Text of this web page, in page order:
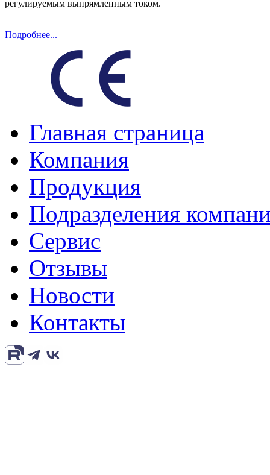
регулируемым выпрямленным током.
Подробнее...
Главная страница
Компания
Продукция
Подразделения
Сервис
Отзывы
Новости
Контакты